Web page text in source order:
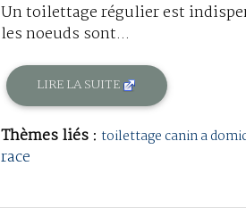
Un toilettage régulier est
les noeuds sont...
LIRE LA SUITE
Thèmes liés : toilettage canin a
race